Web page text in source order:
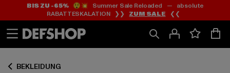
Zum
Inhalt
springen
Zum
Fußzeile
springen
BIS ZU -65%😲💥 Summer Sale Reloaded — absolute
RABATTESKALATION ❯❯ ZUM SALE ❮❮
BEKLEIDUNG
Zum
Produktraster
springen